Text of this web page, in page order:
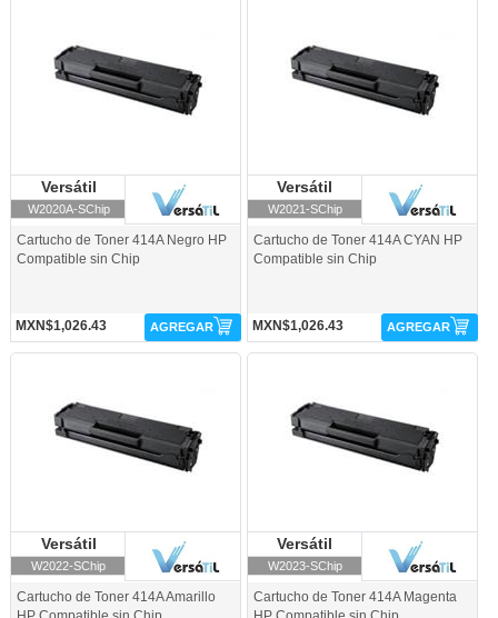
Versátil
W2020A-SChip
Cartucho de Toner 414A Negro HP
Compatible sin Chip
MXN$1,026.43 AGREGAR
Versátil
W2021-SChip
Cartucho de Toner 414A CYAN HP
Compatible sin Chip
MXN$1,026.43 AGREGAR
Versátil
W2022-SChip
Cartucho de Toner 414A Amarillo
Versátil
W2023-SChip
Cartucho de Toner 414A Magenta